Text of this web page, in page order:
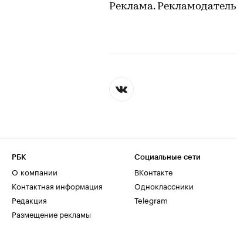
Реклама. Рекламодатель
РБК
О компании
Контактная информация
Редакция
Размещение рекламы
Социальные сети
ВКонтакте
Одноклассники
Telegram